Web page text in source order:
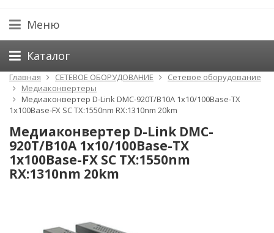
Меню
Каталог
Главная СЕТЕВОЕ ОБОРУДОВАНИЕ
Cетевое оборудование
Медиаконвертеры
Медиаконвертер D-Link DMC-920T/B10A 1x10/100Base-TX
1x100Base-FX SC ТХ:1550nm RX:1310nm 20km
Медиаконвертер D-Link DMC-
920T/B10A 1x10/100Base-TX
1x100Base-FX SC ТХ:1550nm
RX:1310nm 20km